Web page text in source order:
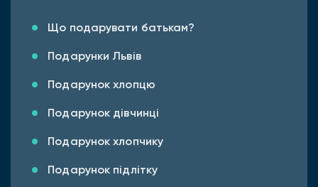
Що подарувати батькам?
Подарунки Львів
Подарунок хлопцю
Подарунок дівчинці
Подарунок хлопчику
Подарунок підлітку